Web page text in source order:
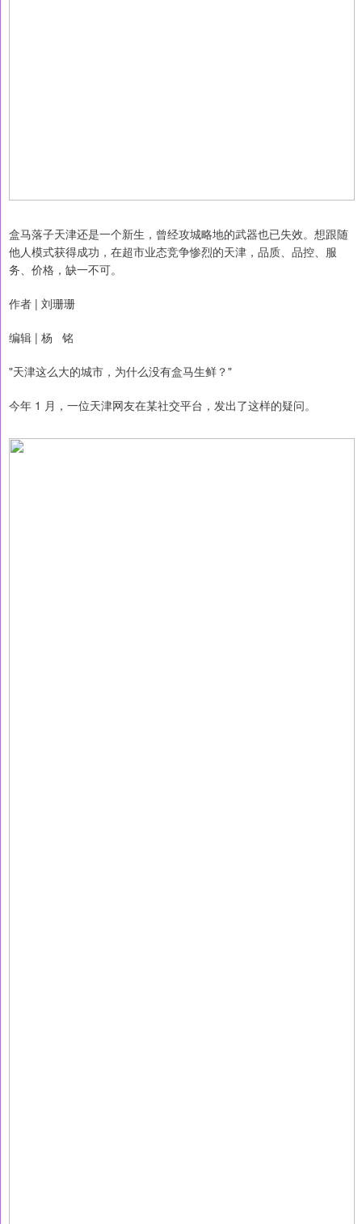
盒马落子天津还是一个新生，曾经攻城略地的武器也已失效。想跟随
他人模式获得成功，在超市业态竞争惨烈的天津，品质、品控、服
务、价格，缺一不可。
作者 | 刘珊珊
编辑 | 杨 铭
"天津这么大的城市，为什么没有盒马生鲜？"
今年 1 月，一位天津网友在某社交平台，发出了这样的疑问。